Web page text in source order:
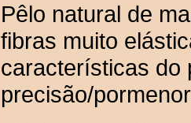
Pêlo natural de
fibras muito
características do
precisão/